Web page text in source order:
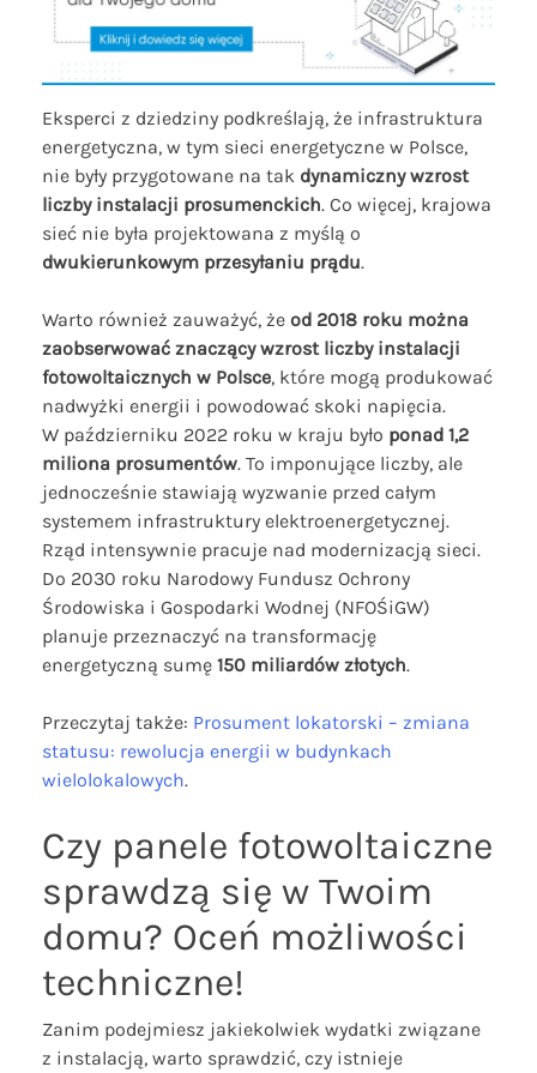
Eksperci z dziedziny podkreślają, że infrastruktura
energetyczna, w tym sieci energetyczne w Polsce,
nie były przygotowane na tak dynamiczny wzrost
liczby instalacji prosumenckich. Co więcej, krajowa
sieć nie była projektowana z myślą o
dwukierunkowym przesyłaniu prądu.
Warto również zauważyć, że od 2018 roku można
zaobserwować znaczący wzrost liczby instalacji
fotowoltaicznych w Polsce, które mogą produkować
nadwyżki energii i powodować skoki napięcia.
W październiku 2022 roku w kraju było ponad 1,2
miliona prosumentów. To imponujące liczby, ale
jednocześnie stawiają wyzwanie przed całym
systemem infrastruktury elektroenergetycznej.
Rząd intensywnie pracuje nad modernizacją sieci.
Do 2030 roku Narodowy Fundusz Ochrony
Środowiska i Gospodarki Wodnej (NFOŚiGW)
planuje przeznaczyć na transformację
energetyczną sumę 150 miliardów złotych.
Przeczytaj także: Prosument lokatorski – zmiana
statusu: rewolucja energii w budynkach
wielolokalowych.
Czy panele fotowoltaiczne
sprawdzą się w Twoim
domu? Oceń możliwości
techniczne!
Zanim podejmiesz jakiekolwiek wydatki związane
z instalacją, warto sprawdzić, czy istnieje